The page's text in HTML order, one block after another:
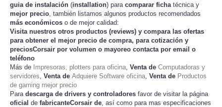
guia de instalación (installation) para comparar ficha técnica y
mejor precio , también listamos algunos productos recomendados
más económicos o de mejor calidad:
Visita nuestros otros productos (reviews) y compara las ofertas
para obtener el mejor precio de compra, para cotización y
preciosCorsair por volumen o mayoreo contacta por email o
teléfono
Más de Impresoras, plotters para oficina Venta de Computadoras y
servidores Venta de Adquiere Software oficina Venta de Productos
de gaming mejor precio
Para descarga de drivers y controladores favor de visitar la página
oficial de fabricanteCorsair de , así como para mas especificaciones